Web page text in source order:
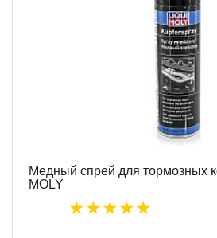
Медный спрей для тормозных
MOLY